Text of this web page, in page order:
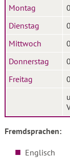
Montag
Dienstag
Mittwoch
Donnerstag
Freitag
Fremdsprachen:
Englisch